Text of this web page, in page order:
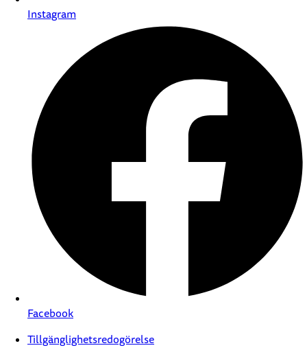
Instagram
Facebook
Tillgänglighetsredogörelse